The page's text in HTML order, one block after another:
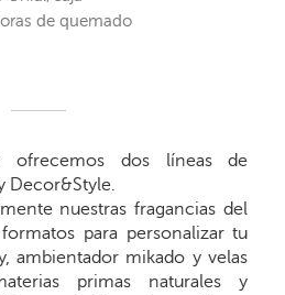
de quemado
dos líneas de
Decor&Style.
nuestras fragancias del
para personalizar tu
ambientador mikado y velas
primas naturales y